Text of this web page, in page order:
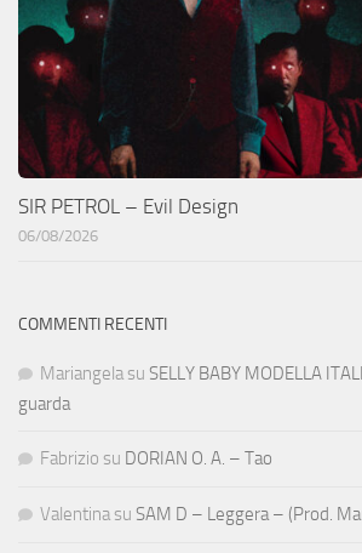
SIR PETROL – Evil Design
06/08/2026
COMMENTI RECENTI
Mariangela su SELLY BABY MODELLA
guarda
Fabrizio su DORIAN O. A. – Tao
Valentina su SAM D – Leggera – (Prod.